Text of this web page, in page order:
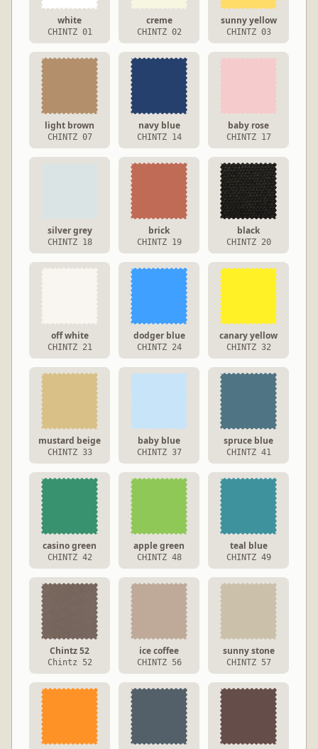
white
CHINTZ 01
creme
CHINTZ 02
sunny yellow
CHINTZ 03
light brown
CHINTZ 07
navy blue
CHINTZ 14
baby rose
CHINTZ 17
silver grey
CHINTZ 18
brick
CHINTZ 19
black
CHINTZ 20
off white
CHINTZ 21
dodger blue
CHINTZ 24
canary yellow
CHINTZ 32
mustard beige
CHINTZ 33
baby blue
CHINTZ 37
spruce blue
CHINTZ 41
casino green
CHINTZ 42
apple green
CHINTZ 48
teal blue
CHINTZ 49
Chintz 52
Chintz 52
ice coffee
CHINTZ 56
sunny stone
CHINTZ 57